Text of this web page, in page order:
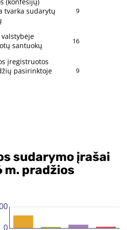
tvarka sudarytų
9
santuokų
16
įregistruotos
pasirinktoje
9
sudarymo įrašai
m. pradžios